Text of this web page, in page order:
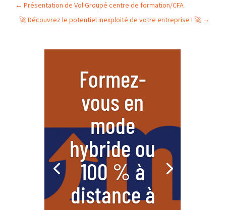
← Présentation de Vol Groupé centre de formation/CFA
🚀 Découvrez le potentiel inexploité de votre entreprise ! 🚀 →
Formez-
vous en
mode
hybride ou
100 % à
distance à